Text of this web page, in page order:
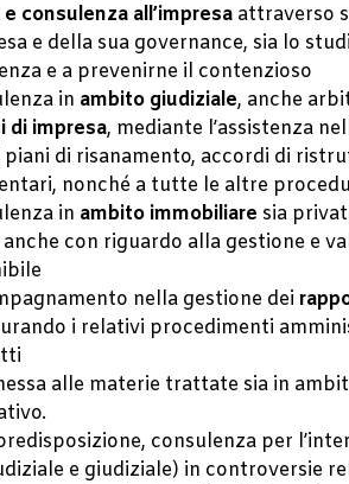
consulenza all’impresa attraverso
e della sua governance, sia lo
e a prevenirne il contenzioso
in ambito giudiziale, anche
di impresa, mediante l’assistenza
di risanamento, accordi di
nonché a tutte le altre
in ambito immobiliare sia
anche con riguardo alla gestione e
nella gestione dei
i relativi procedimenti
alle materie trattate sia in
consulenza per
e giudiziale) in controversie